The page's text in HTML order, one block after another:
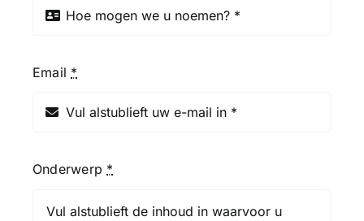
Email *
Onderwerp *